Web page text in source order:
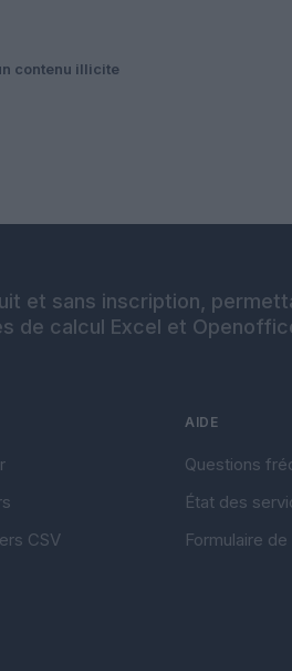
contenu illicite
et sans inscription,
de calcul Excel et
CSV
AIDE
Questions
État des
Formulaire